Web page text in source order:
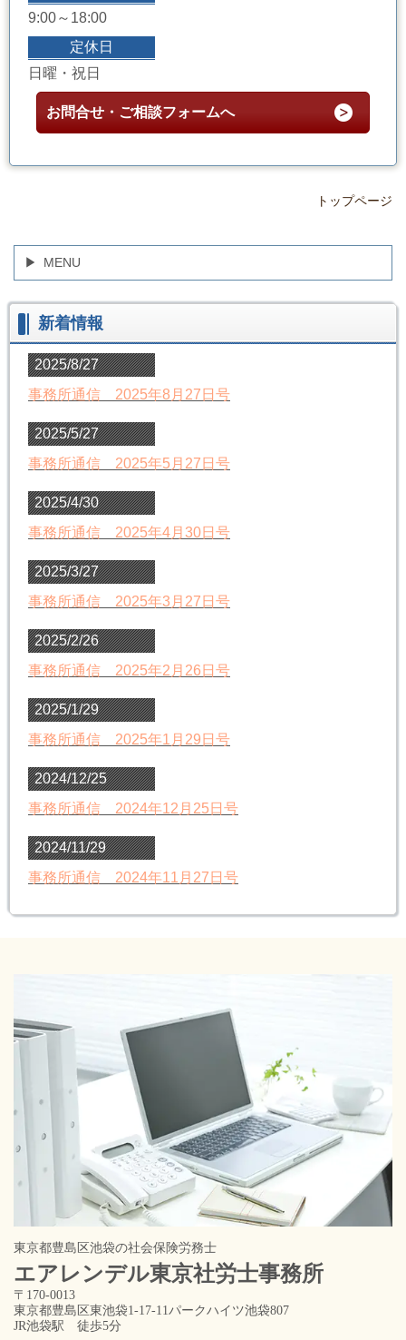
9:00～18:00
定休日
日曜・祝日
お問合せ・ご相談フォームへ
トップページ
MENU
新着情報
2025/8/27
事務所通信 2025年8月27日号
2025/5/27
事務所通信 2025年5月27日号
2025/4/30
事務所通信 2025年4月30日号
2025/3/27
事務所通信 2025年3月27日号
2025/2/26
事務所通信 2025年2月26日号
2025/1/29
事務所通信 2025年1月29日号
2024/12/25
事務所通信 2024年12月25日号
2024/11/29
事務所通信 2024年11月27日号
東京都豊島区池袋の社会保険労務士
エアレンデル東京社労士事務所
〒170-0013
東京都豊島区東池袋1-17-11パークハイツ池袋807
JR池袋駅 徒歩5分